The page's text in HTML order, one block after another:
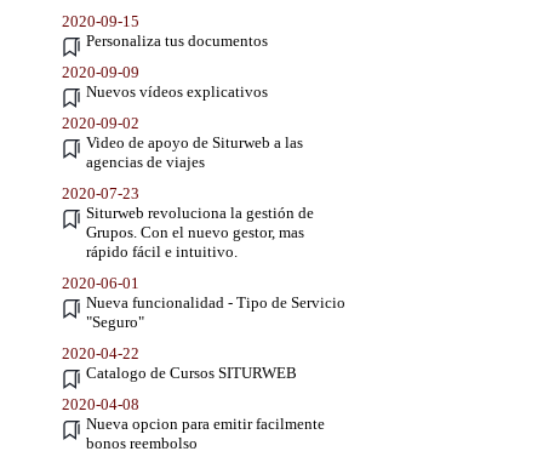
2020-09-15
Personaliza tus documentos
2020-09-09
Nuevos vídeos explicativos
2020-09-02
Video de apoyo de Siturweb a las
agencias de viajes
2020-07-23
Siturweb revoluciona la gestión de
Grupos. Con el nuevo gestor, mas
rápido fácil e intuitivo.
2020-06-01
Nueva funcionalidad - Tipo de Servicio
"Seguro"
2020-04-22
Catalogo de Cursos SITURWEB
2020-04-08
Nueva opcion para emitir facilmente
bonos reembolso